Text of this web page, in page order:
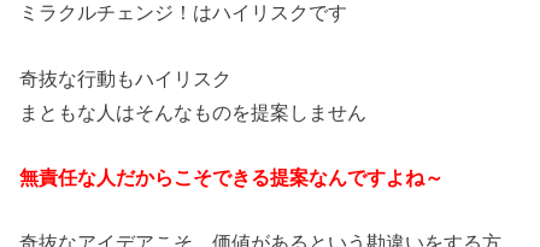
ミラクルチェンジ！はハイリスクです
奇抜な行動もハイリスク
まともな人はそんなものを提案しません
無責任な人だからこそできる提案なんですよね～
奇抜なアイデアこそ、価値があるという勘違いをする方